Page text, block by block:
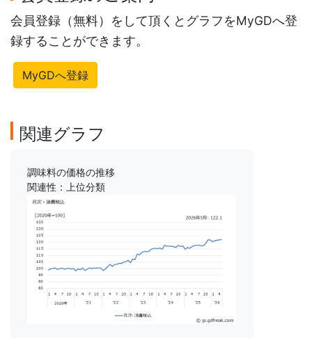
会員登録（無料）をして頂くとグラフをMyGDへ登
録することができます。
MyGDへ登録
関連グラフ
調味料の価格の推移
関連性：上位分類